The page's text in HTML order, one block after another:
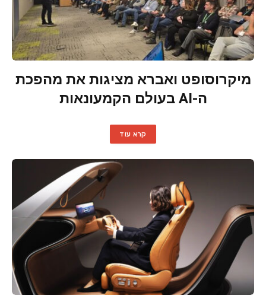
מיקרוסופט ואברא מציגות את מהפכת
ה-AI בעולם הקמעונאות
קרא עוד